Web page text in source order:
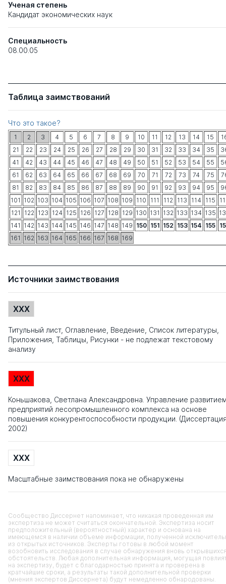
Ученая степень
Кандидат экономических наук
Специальность
08.00.05
Таблица заимствований
Что это такое?
1 2 3 4 5 6 7 8 9 10 11 12 13 14 15
21
22 23 24 25 26 27 28 29 30 31 32 33 34 35
41
42 43 44 45 46 47 48 49 50 51 52 53 54 55
61
62 63 64 65 66 67 68 69 70 71 72 73 74 75
81
82 83 84 85 86 87 88 89 90 91 92 93 94 95
101 102 103 104 105 106 107 108 109 110 111 112 113 114 115
121
122 123 124 125 126 127 128 129 130 131 132 133 134 135
141 142 143 144 145 146 147 148 149 150 151 152 153 154 155
161 162 163 164 165 166 167 168 169
Источники заимствования
XXX
Титульный лист, Оглавление, Введение, Список литературы,
Приложения, Таблицы, Рисунки - не подлежат текстовому
анализу
XXX
Коньшакова, Светлана Александровна. Управление
предприятий лесопромышленного комплекса на основе
повышения конкурентоспособности продукции.
2002)
XXX
Масштабные заимствования пока не обнаружены
Сообщество Диссернет напоминает, что никакая проведенная им
экспертиза не может считаться окончательной. Экспертиза носит
предположительный (вероятностный) характер и основана на
имеющемся в наличии объеме информации, полученной
из открытых источников. Эксперты готовы в любой момент
возобновить исследования в случае обнаружения вновь
обстоятельств. Любая дополнительная информация, могущая
на экспертизу, будет с благодарностью принята и проверена в
кратчайшие сроки, а результаты такой дополнительной проверки
(мнения экспертов Диссернета) будут немедленно обнародованы.